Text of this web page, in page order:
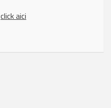
click aici